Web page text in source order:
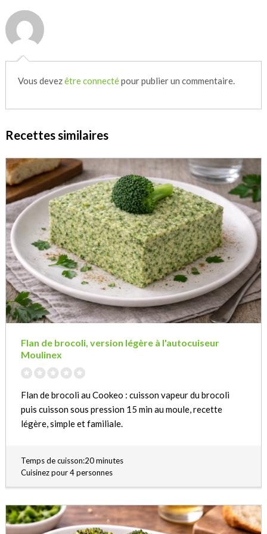
Vous devezêtre connectépour publier un commentaire.
Recettes similaires
Flan de brocoli, version légère à l'autocuiseur
Moulinex
Flan de brocoli au Cookeo : cuisson vapeur du brocoli
puis cuisson sous pression 15 min au moule, recette
légère, simple et familiale.
Temps de cuisson:20 minutes
Cuisinez pour 4 personnes